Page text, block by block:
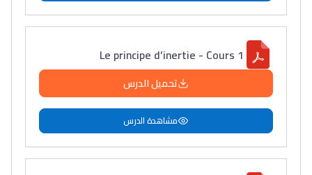
Le principe d’inertie - Cours 1
تحميل الدرس
مشاهدة الدرس